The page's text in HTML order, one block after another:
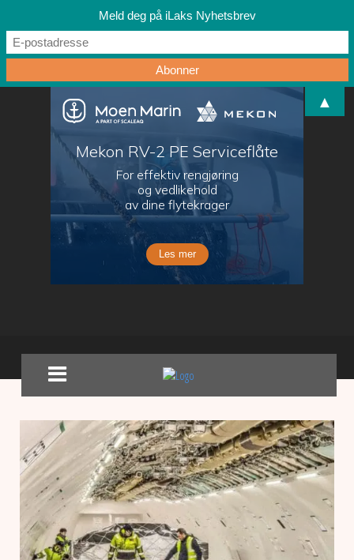
Meld deg på iLaks Nyhetsbrev
▲